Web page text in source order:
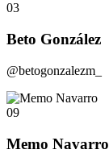
03
Beto González
@betogonzalezm_
09
Memo Navarro